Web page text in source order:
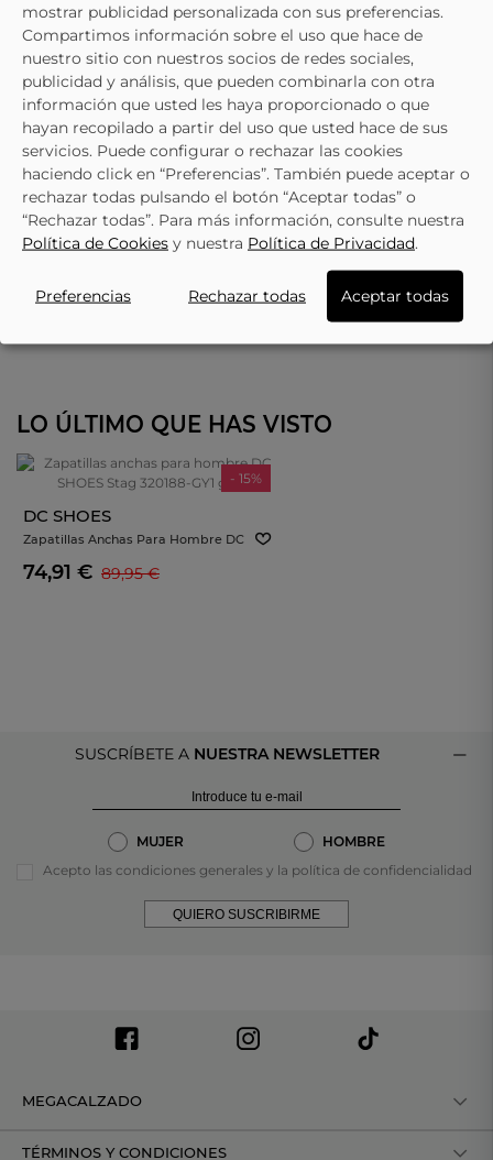
LO ÚLTIMO QUE HAS VISTO
- 15%
DC SHOES
Zapatillas Anchas Para Hombre DC
SHOES Stag 320188-GY1 Gris
74,91 € 89,95 €
SUSCRÍBETE A NUESTRA NEWSLETTER
MUJER
HOMBRE
Acepto las condiciones generales y la política de confidencialidad
QUIERO SUSCRIBIRME
MEGACALZADO
TÉRMINOS Y CONDICIONES
mostrar publicidad personalizada con sus preferencias.
Compartimos información sobre el uso que hace de
nuestro sitio con nuestros socios de redes sociales,
publicidad y análisis, que pueden combinarla con otra
información que usted les haya proporcionado o que
hayan recopilado a partir del uso que usted hace de sus
servicios. Puede configurar o rechazar las cookies
haciendo click en “Preferencias”. También puede aceptar o
rechazar todas pulsando el botón “Aceptar todas” o
“Rechazar todas”. Para más información, consulte nuestra
Política de Cookies y nuestra Política de Privacidad.
Preferencias Rechazar todas Aceptar todas